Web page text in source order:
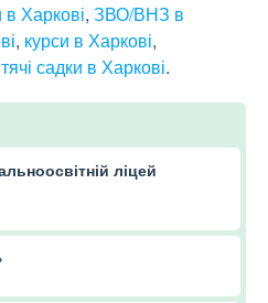
в Харкові, ЗВО/ВНЗ в
, курси в Харкові,
садки в Харкові.
ліцей